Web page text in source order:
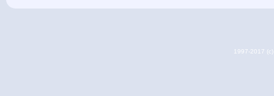
1997-2017